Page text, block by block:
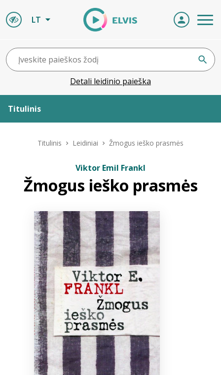
LT
Detali leidinio paieška
Titulinis
ELVIS atvyksta
Naujienos
Bibliotekoms
Titulinis Leidiniai Žmogus ieško prasmės
Viktor Emil Frankl
Žmogus ieško prasmės